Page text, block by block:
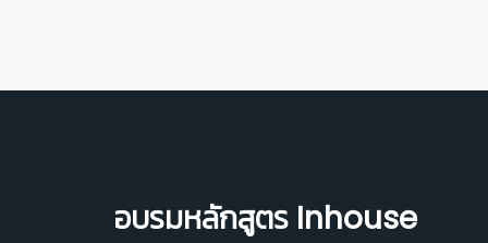
อบรมหลักสูตร Inhouse